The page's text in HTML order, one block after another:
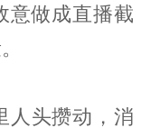
意做成直播截
人头攒动，消